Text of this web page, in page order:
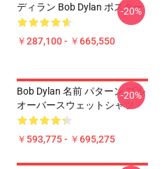
ディラン Bob Dylan ポスター
￥287,100 - ￥665,550
-20%
Bob Dylan 名前 パターン プル
オーバースウェットシャツ
￥593,775 - ￥695,275
-20%